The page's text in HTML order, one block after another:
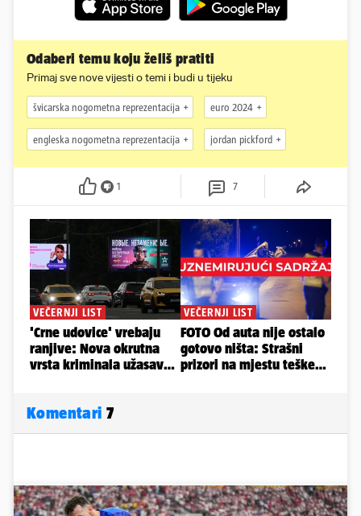
Odaberi temu koju želiš pratiti
Primaj sve nove vijesti o temi i budi u tijeku
švicarska nogometna reprezentacija euro 2024
engleska nogometna reprezentacija jordan pickford
1 7
Komentari 7